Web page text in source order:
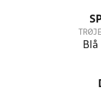
TRØJE
Blå